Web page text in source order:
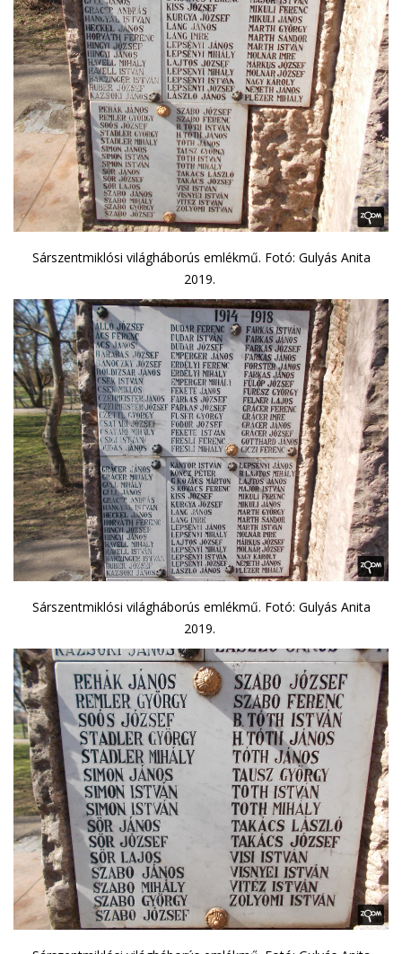
Sárszentmiklósi világháborús emlékmű. Fotó: Gulyás Anita
2019.
Sárszentmiklósi világháborús emlékmű. Fotó: Gulyás Anita
2019.